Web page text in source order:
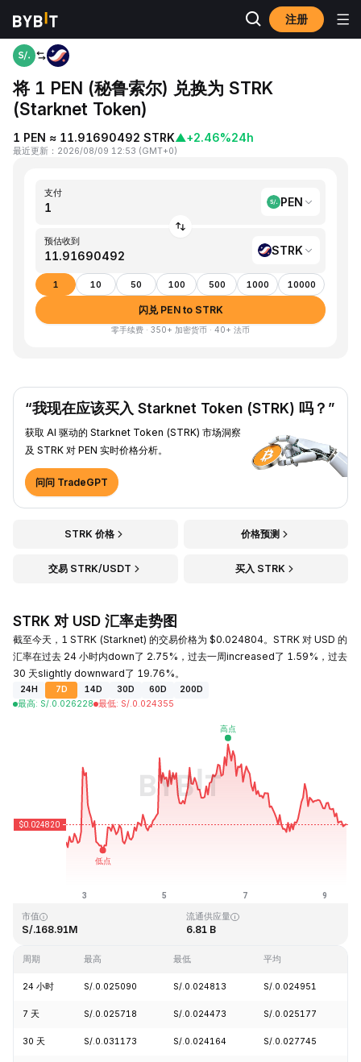
注册
首页 PEN to STRK
将 1 PEN (秘鲁索尔) 兑换为 STRK
(Starknet Token)
1 PEN ≈ 11.91690492 STRK▲+2.46%24h
最近更新 ： 2026/08/09 12:53 (GMT+0)
支付
PEN
预估收到
STRK
1 10 50 100 500 1000 10000
闪兑 PEN to STRK
零手续费 · 350+ 加密货币 · 40+ 法币
“我现在应该买入 Starknet Token (STRK) 吗？”
获取 AI 驱动的 Starknet Token (STRK) 市场洞察
及 STRK 对 PEN 实时价格分析。
问问 TradeGPT
STRK 价格 价格预测
交易 STRK/USDT 买入 STRK
STRK 对 USD 汇率走势图
截至今天，1 STRK (Starknet) 的交易价格为 $0.024804。STRK 对 USD 的
汇率在过去 24 小时内down了 2.75%，过去一周increased了 1.59%，过去
30 天slightly downward了 19.76%。
24H 7D 14D 30D 60D
200D
最高: S/. 0.026228 最低: S/. 0.024355
最近更新时间：2026-08-09 12:53 (GMT+0)
S/.0.023949
市值
S/.168.91M
流通供应量
6.81 B
周期 最高 最低 平均
24 小时 S/.0.025090 S/.0.024813 S/.0.024951
7 天 S/.0.025718 S/.0.024473 S/.0.025177
30 天 S/.0.031173 S/.0.024164 S/.0.027745